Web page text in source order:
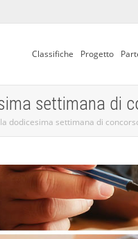
Classifiche Progetto
settimana di
dodicesima settimana di